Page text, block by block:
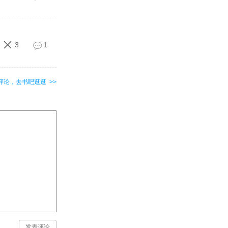
3 1
论，去书吧逛逛 >>